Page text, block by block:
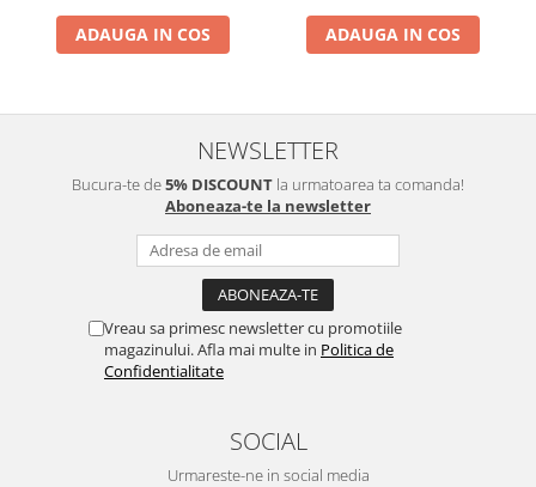
ADAUGA IN COS ADAUGA IN COS
NEWSLETTER
Bucura-te de5% DISCOUNT la urmatoarea ta comanda!
Aboneaza-te la newsletter
Vreau sa primesc newsletter cu promotiile
magazinului. Afla mai multe in Politica de
Confidentialitate
SOCIAL
Urmareste-ne in social media